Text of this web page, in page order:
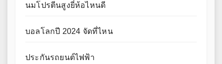
นมโปรตีนสูงยี่ห้อไหนดี
บอลโลกปี 2024 จัดที่ไหน
ประกันรถยนต์ไฟฟ้า